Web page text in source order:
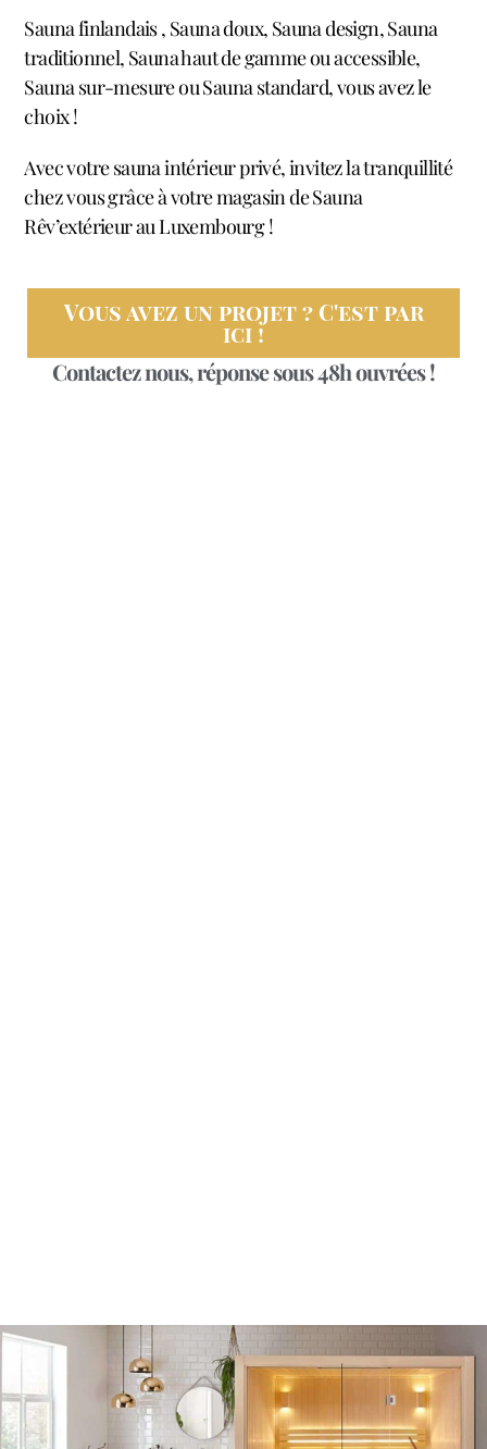
Sauna finlandais , Sauna doux, Sauna design, Sauna
traditionnel, Sauna haut de gamme ou accessible,
Sauna sur-mesure ou Sauna standard, vous avez le
choix !
Avec votre sauna intérieur privé, invitez la tranquillité
chez vous grâce à votre magasin de Sauna
Rêv’extérieur au Luxembourg !
Vous avez un projet ? C'est par
ici !
Contactez nous, réponse sous 48h ouvrées !